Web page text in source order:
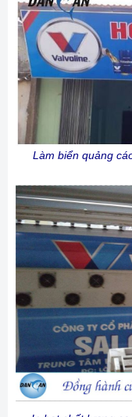
Làm biển quảng